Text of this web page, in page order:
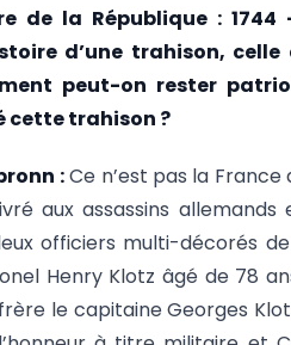
de la République :
d’une trahison,
peut-on rester
cette trahison ?
:Ce n’est pas la France
aux assassins
officiers multi-décorés
Henry Klotz âgé de 78
le capitaine Georges